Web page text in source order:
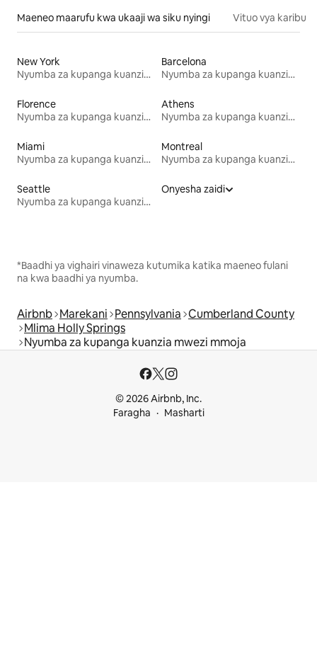
Maeneo maarufu kwa ukaaji wa siku nyingi Vituo vya karibu
New York
Nyumba za kupanga kuanzia mwezi mmoja
Barcelona
Nyumba za kupanga kuanzia mwezi mmoja
Florence
Nyumba za kupanga kuanzia mwezi mmoja
Athens
Nyumba za kupanga kuanzia mwezi mmoja
Miami
Nyumba za kupanga kuanzia mwezi mmoja
Montreal
Nyumba za kupanga kuanzia mwezi mmoja
Seattle
Nyumba za kupanga kuanzia mwezi mmoja
Onyesha zaidi
*Baadhi ya vighairi vinaweza kutumika katika maeneo fulani
na kwa baadhi ya nyumba.
Airbnb Marekani Pennsylvania Cumberland County
Mlima Holly Springs
Nyumba za kupanga kuanzia mwezi mmoja
© 2026 Airbnb, Inc.
Faragha
Masharti